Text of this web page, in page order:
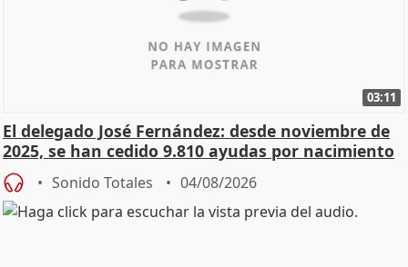
03:11
El delegado José Fernández: desde noviembre de
2025, se han cedido 9.810 ayudas por nacimiento
Sonido Totales 04/08/2026